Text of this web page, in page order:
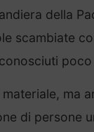
della
scambiate
poco
ma
di persone